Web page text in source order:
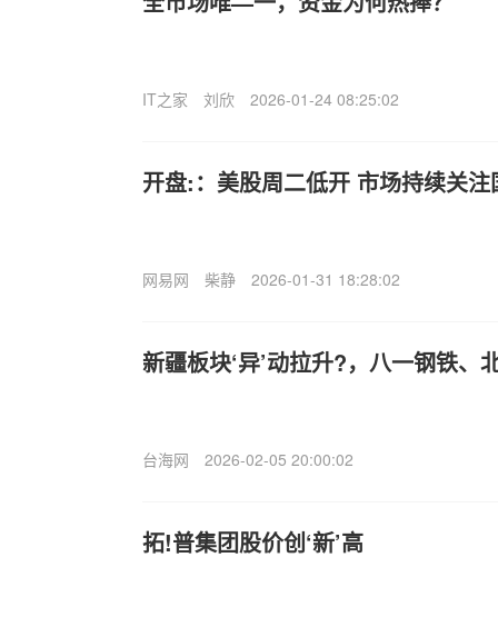
IT之家 刘欣 2026-01-24 08:25:02
开盘:：美股周二低开 市场持续关
网易网 柴静 2026-01-31 18:28:02
新疆板块‘异’动拉升?，八一钢铁、
台海网 2026-02-05 20:00:02
拓!普集团股价创‘新’高